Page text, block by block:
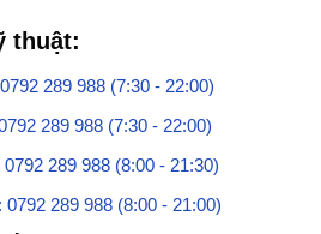
thuật:
289 988 (7:30 - 22:00)
289 988 (7:30 - 22:00)
0792 289 988 (8:00 - 21:30)
0792 289 988 (8:00 - 21:00)